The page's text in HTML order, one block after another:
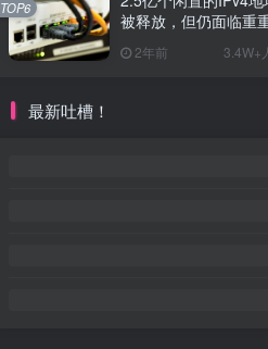
被释放，但仍面临重
2年前 3.4W+
TOP6
最新吐槽！